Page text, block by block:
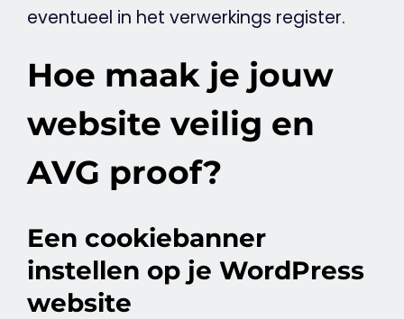
eventueel in het verwerkings register.
Hoe maak je jouw
website veilig en
AVG proof?
Een cookiebanner
instellen op je WordPress
website